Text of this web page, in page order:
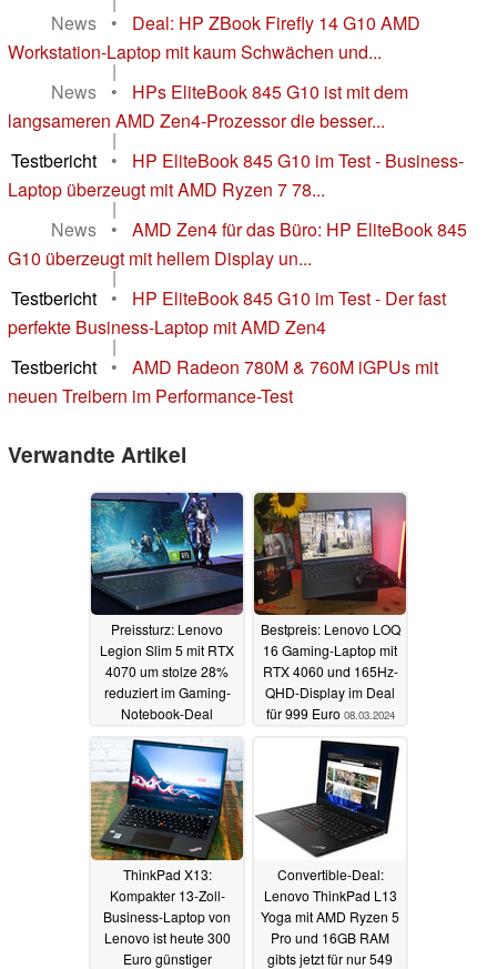
News
•
Deal: HP ZBook Firefly 14 G10 AMD
Workstation-Laptop mit kaum Schwächen und...
|
News
•
HPs EliteBook 845 G10 ist mit dem
langsameren AMD Zen4-Prozessor die besser...
|
Testbericht
•
HP EliteBook 845 G10 im Test - Business-
Laptop überzeugt mit AMD Ryzen 7 78...
|
News
•
AMD Zen4 für das Büro: HP EliteBook 845
G10 überzeugt mit hellem Display un...
|
Testbericht
•
HP EliteBook 845 G10 im Test - Der fast
perfekte Business-Laptop mit AMD Zen4
|
Testbericht
•
AMD Radeon 780M & 760M iGPUs mit
neuen Treibern im Performance-Test
Verwandte Artikel
Preissturz: Lenovo
Legion Slim 5 mit RTX
4070 um stolze 28%
reduziert im Gaming-
Notebook-Deal
08.03.2024
Bestpreis: Lenovo LOQ
16 Gaming-Laptop mit
RTX 4060 und 165Hz-
QHD-Display im Deal
für 999 Euro 08.03.2024
ThinkPad X13:
Kompakter 13-Zoll-
Business-Laptop von
Lenovo ist heute 300
Euro günstiger
Convertible-Deal:
Lenovo ThinkPad L13
Yoga mit AMD Ryzen 5
Pro und 16GB RAM
gibts jetzt für nur 549